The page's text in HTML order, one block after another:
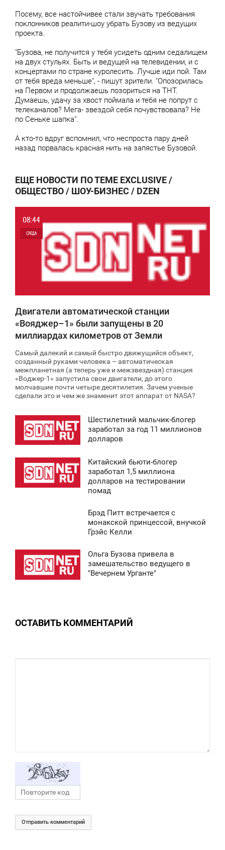
Посему, все настойчивее стали звучать требования
поклонников реалити-шоу убрать Бузову из ведущих
проекта.
"Бузова, не получится у тебя усидеть одним седалищем
на двух стульях. Быть и ведущей на телевидении, и с
концертами по стране куролесить. Лучше иди пой. Там
от тебя вреда меньше", - пишут зрители. "Опозорилась
на Первом и продолжаешь позориться на ТНТ.
Думаешь, удачу за хвост поймала и тебя не попрут с
телеканалов? Мега- звездой себя почувствовала? Не
по Сеньке шапка".
А кто-то вдруг вспомнил, что неспроста пару дней
назад порвалась красная нить на запястье Бузовой.
ЕЩЕ НОВОСТИ ПО ТЕМЕ EXCLUSIVE /
ОБЩЕСТВО / ШОУ-БИЗНЕС / DZEN
08:44
СРЕДА
Двигатели автоматической станции
«Вояджер–1» были запущены в 20
миллиардах километров от Земли
Самый далекий и самый быстро движущийся объект,
созданный руками человека – автоматическая
межпланетная (а теперь уже и межзвездная) станция
«Воджер-1» запустила свои двигатели, до этого
молчавшие почти четыре десятилетия. Зачем ученые
сделали это и чем же знаменит этот аппарат от NASA?
Шестилетний мальчик-блогер
заработал за год 11 миллионов
долларов
Китайский бьюти-блогер
заработал 1,5 миллиона
долларов на тестировании
помад
Брэд Питт встречается с
монакской принцессой, внучкой
Грэйс Келли
Ольга Бузова привела в
замешательство ведущего в
"Вечернем Урганте"
ОСТАВИТЬ КОММЕНТАРИЙ
Отправить комментарий